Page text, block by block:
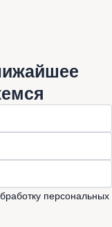
персональных